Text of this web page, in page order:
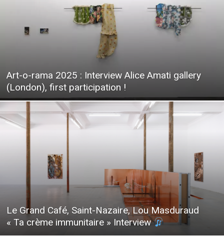
Art-o-rama 2025 : Interview Alice Amati gallery
(London), first participation !
Le Grand Café, Saint-Nazaire, Lou Masduraud
« Ta crème immunitaire » Interview